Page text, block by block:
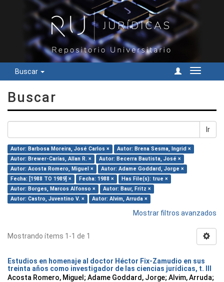
Buscar
Cambiar
Buscar
Ir
Autor: Barbosa Moreira, José Carlos ×
Autor: Brena Sesma, Ingrid ×
Autor: Brewer-Carías, Allan R. ×
Autor: Becerra Bautista, José ×
Autor: Acosta Romero, Miguel ×
Autor: Adame Goddard, Jorge ×
Fecha: [1988 TO 1989] ×
Fecha: 1988 ×
Has File(s): true ×
Autor: Borges, Marcos Alfonso ×
Autor: Baur, Fritz ×
Autor: Castro, Juventino V. ×
Autor: Alvim, Arruda ×
Mostrar filtros avanzados
Mostrando ítems 1-1 de 1
Estudios en homenaje al doctor Héctor Fix-Zamudio en sus
treinta años como investigador de las ciencias jurídicas, t. III
Acosta Romero, Miguel; Adame Goddard, Jorge; Alvim, Arruda;